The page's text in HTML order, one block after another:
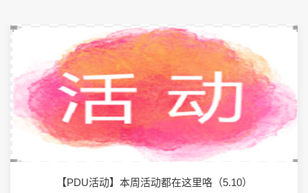
【PDU活动】本周活动都在这里咯（5.10）